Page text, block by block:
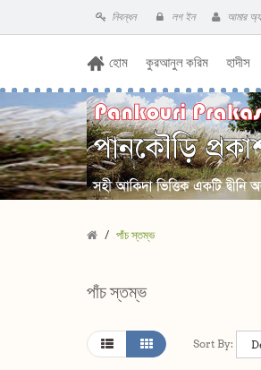
নিবন্ধন লগ ইন আমার
হোম কুরআনুল করিম হাদীস
পাঁচ স্তম্ভ
পাঁচ স্তম্ভ
Sort By: